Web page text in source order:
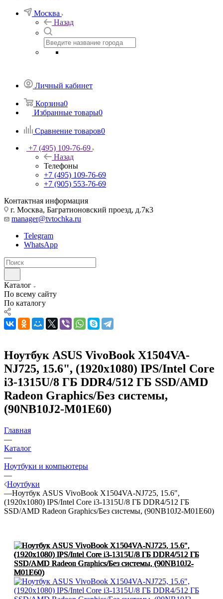
Москва
Назад
Личный кабинет
Корзина0
Избранные товары0
Сравнение товаров0
+7 (495) 109-76-69
Назад
Телефоны
+7 (495) 109-76-69
+7 (905) 553-76-69
Контактная информация
г. Москва, Багратионовский проезд, д.7к3
manager@tvtochka.ru
Telegram
WhatsApp
Каталог
По всему сайту
По каталогу
Ноутбук ASUS VivoBook X1504VA-
NJ725, 15.6", (1920x1080) IPS/Intel Core
i3-1315U/8 ГБ DDR4/512 ГБ SSD/AMD
Radeon Graphics/Без системы,
(90NB10J2-M01E60)
Главная
—
Каталог
—
Ноутбуки и компьютеры
—
Ноутбуки
—Ноутбук ASUS VivoBook X1504VA-NJ725, 15.6",
(1920x1080) IPS/Intel Core i3-1315U/8 ГБ DDR4/512 ГБ
SSD/AMD Radeon Graphics/Без системы, (90NB10J2-M01E60)